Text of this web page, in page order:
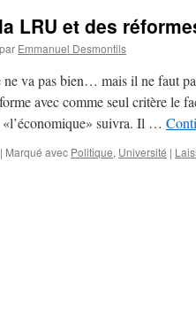
LRU et des
par Emmanuel Desmontils
ne va pas bien… mais il ne faut
avec comme seul critère le
«l’économique» suivra. Il …
| Marqué avec Politique, Université |